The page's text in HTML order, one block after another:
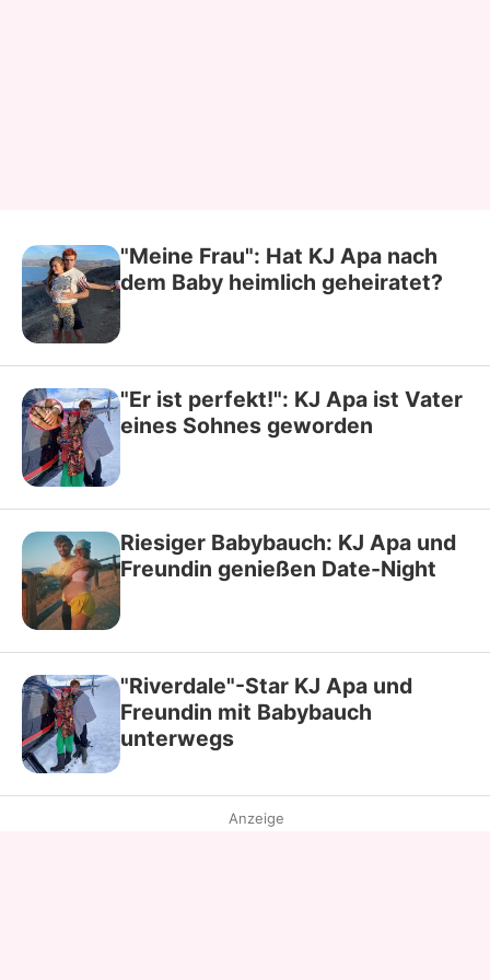
"Meine Frau": Hat KJ Apa nach
dem Baby heimlich geheiratet?
"Er ist perfekt!": KJ Apa ist Vater
eines Sohnes geworden
Riesiger Babybauch: KJ Apa und
Freundin genießen Date-Night
"Riverdale"-Star KJ Apa und
Freundin mit Babybauch
unterwegs
Anzeige